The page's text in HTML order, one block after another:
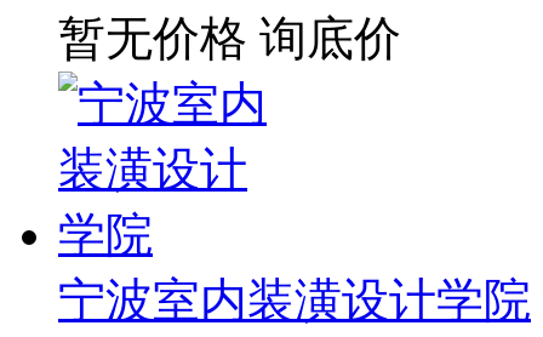
暂无价格 询底价
宁波室内装潢设计学院